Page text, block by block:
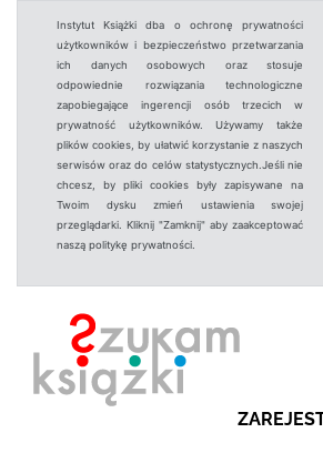
Instytut Książki dba o ochronę prywatności
użytkowników i bezpieczeństwo przetwarzania
ich danych osobowych oraz stosuje
odpowiednie rozwiązania technologiczne
zapobiegające ingerencji osób trzecich w
prywatność użytkowników. Używamy także
plików cookies, by ułatwić korzystanie z naszych
serwisów oraz do celów statystycznych.Jeśli nie
chcesz, by pliki cookies były zapisywane na
Twoim dysku zmień ustawienia swojej
przeglądarki. Kliknij "Zamknij" aby zaakceptować
naszą politykę prywatności.